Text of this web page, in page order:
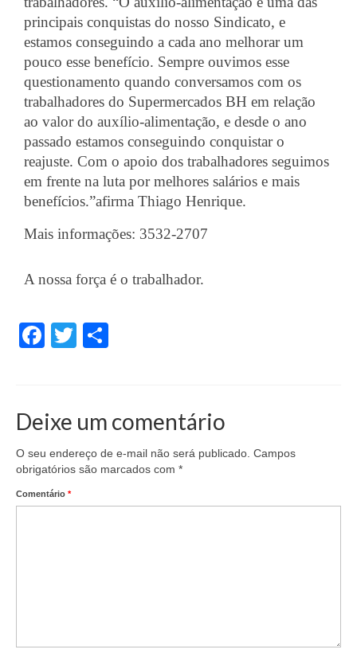
Acordos Coletivos de Trabalho por Empresa
Notícias
Fotos
Contato
principais conquistas do nosso Sindicato, e
estamos conseguindo a cada ano melhorar um
pouco esse benefício. Sempre ouvimos esse
questionamento quando conversamos com os
trabalhadores do Supermercados BH em relação
ao valor do auxílio-alimentação, e desde o ano
passado estamos conseguindo conquistar o
reajuste. Com o apoio dos trabalhadores seguimos
em frente na luta por melhores salários e mais
benefícios.”afirma Thiago Henrique.
Mais informações: 3532-2707
A nossa força é o trabalhador.
Facebook
Twitter
Deixe um comentário
O seu endereço de e-mail não será publicado. Campos
obrigatórios são marcados com *
Comentário *